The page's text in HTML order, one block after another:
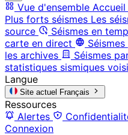
Vue d'ensemble
Plus forts séismes Les
source
Séismes en
carte en direct
les archives
Séismes
statistiques sismiques
Langue
Site actuel Français
Ressources
Alertes
Connexion